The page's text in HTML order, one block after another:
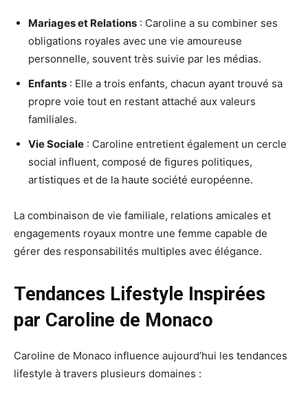
Mariages et Relations : Caroline a su combiner ses
obligations royales avec une vie amoureuse
personnelle, souvent très suivie par les médias.
Enfants : Elle a trois enfants, chacun ayant trouvé sa
propre voie tout en restant attaché aux valeurs
familiales.
Vie Sociale : Caroline entretient également un cercle
social influent, composé de figures politiques,
artistiques et de la haute société européenne.
La combinaison de vie familiale, relations amicales et
engagements royaux montre une femme capable de
gérer des responsabilités multiples avec élégance.
Tendances Lifestyle Inspirées
par Caroline de Monaco
Caroline de Monaco influence aujourd’hui les tendances
lifestyle à travers plusieurs domaines :